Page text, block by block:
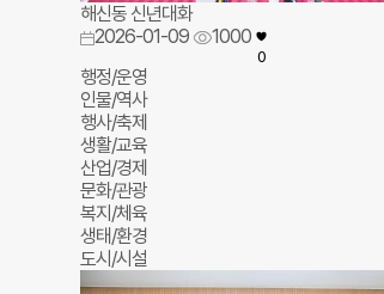
해신동 신년대화
2026-01-09
1000
0
행정/운영
인물/역사
행사/축제
생활/교육
산업/경제
문화/관광
복지/체육
생태/환경
도시/시설